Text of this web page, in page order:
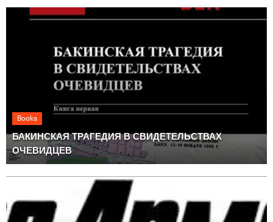
Books
БАКИНСКАЯ ТРАГЕДИЯ В СВИДЕТЕЛЬСТВАХ
ОЧЕВИДЦЕВ